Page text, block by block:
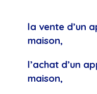
la vente d’un
maison,
l’achat d’un
maison,